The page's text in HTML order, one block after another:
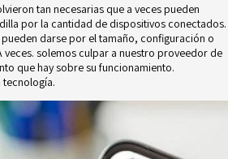
tan necesarias que a veces pueden
por la cantidad de dispositivos conectados.
darse por el tamaño, configuración o
veces. solemos culpar a nuestro proveedor de
que hay sobre su funcionamiento.
tecnología.